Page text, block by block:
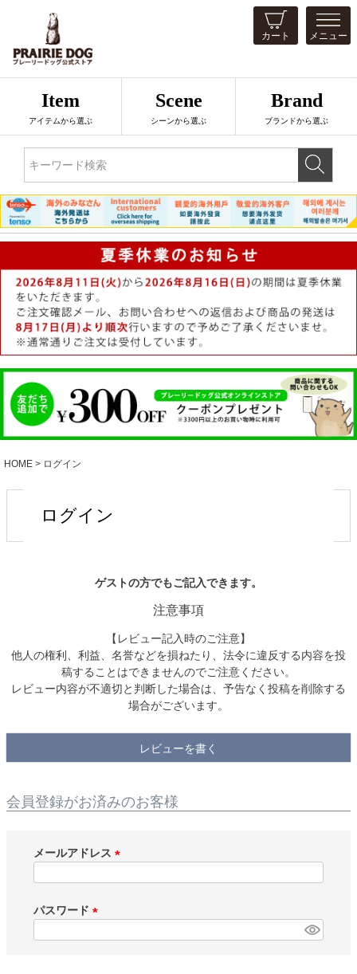
カート メニュー
Item
アイテムから選ぶ
Scene
シーンから選ぶ
Brand
ブランドから選ぶ
HOME ログイン
ログイン
ゲストの方でもご記入できます。
注意事項
【レビュー記入時のご注意】
他人の権利、利益、名誉などを損ねたり、法令に違反する内容を投
稿することはできませんのでご注意ください。
レビュー内容が不適切と判断した場合は、予告なく投稿を削除する
場合がございます。
レビューを書く
会員登録がお済みのお客様
メールアドレス
)
パスワード